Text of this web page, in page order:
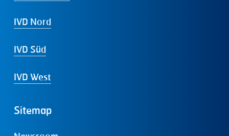
IVD Nord
IVD Süd
IVD West
Sitemap